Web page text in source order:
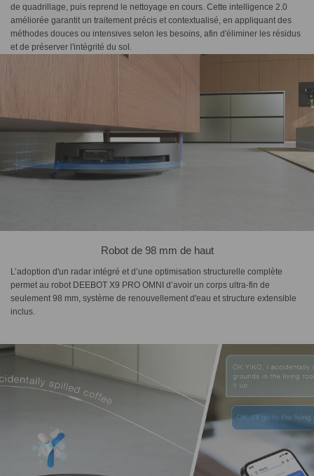
de quadrillage, puis reprend le nettoyage en cours. Cette intelligence 2.0
améliorée garantit un traitement précis et contextualisé, en appliquant des
méthodes douces ou intensives selon les besoins, afin d'éliminer les résidus
et de préserver l'intégrité du sol.
Robot de 98 mm de haut
L’adoption d'un radar intégré et d’une optimisation structurelle complète
permet au robot DEEBOT X9 PRO OMNI d’avoir un corps ultra-fin de
seulement 98 mm, système de renouvellement d'eau et structure extensible
inclus.